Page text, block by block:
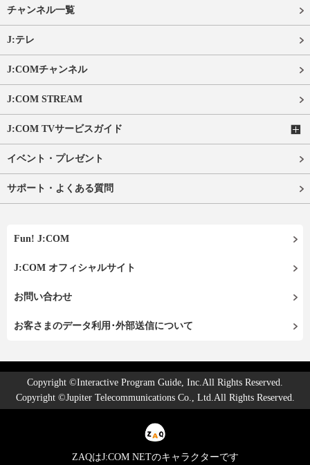
チャンネル一覧
J:テレ
J:COMチャンネル
J:COM STREAM
J:COM TVサービスガイド
イベント・プレゼント
サポート・よくある質問
Fun! J:COM
J:COM オフィシャルサイト
お問い合わせ
お客さまのデータ利用･外部送信について
Copyright ©Interactive Program Guide, Inc.All Rights Reserved.
Copyright ©Jupiter Telecommunications Co., Ltd.All Rights Reserved.
ZAQはJ:COM NETのキャラクターです